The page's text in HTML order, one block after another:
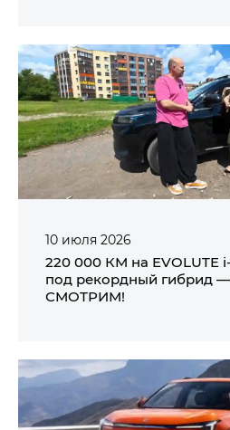
10 июля 2026
220 000 КМ на EVOLUTE
под рекордный гибрид
СМОТРИМ!